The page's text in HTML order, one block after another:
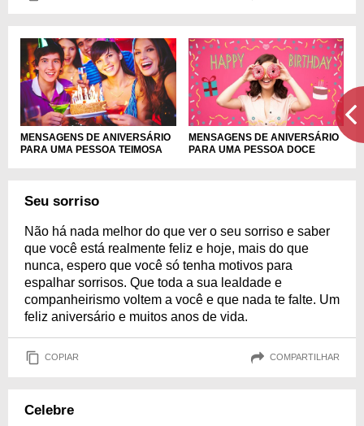
MENSAGENS DE ANIVERSÁRIO
PARA UMA PESSOA TEIMOSA
MENSAGENS DE ANIVERSÁRIO
PARA UMA PESSOA DOCE
Seu sorriso
Não há nada melhor do que ver o seu sorriso e saber
que você está realmente feliz e hoje, mais do que
nunca, espero que você só tenha motivos para
espalhar sorrisos. Que toda a sua lealdade e
companheirismo voltem a você e que nada te falte. Um
feliz aniversário e muitos anos de vida.
COPIAR COMPARTILHAR
Celebre